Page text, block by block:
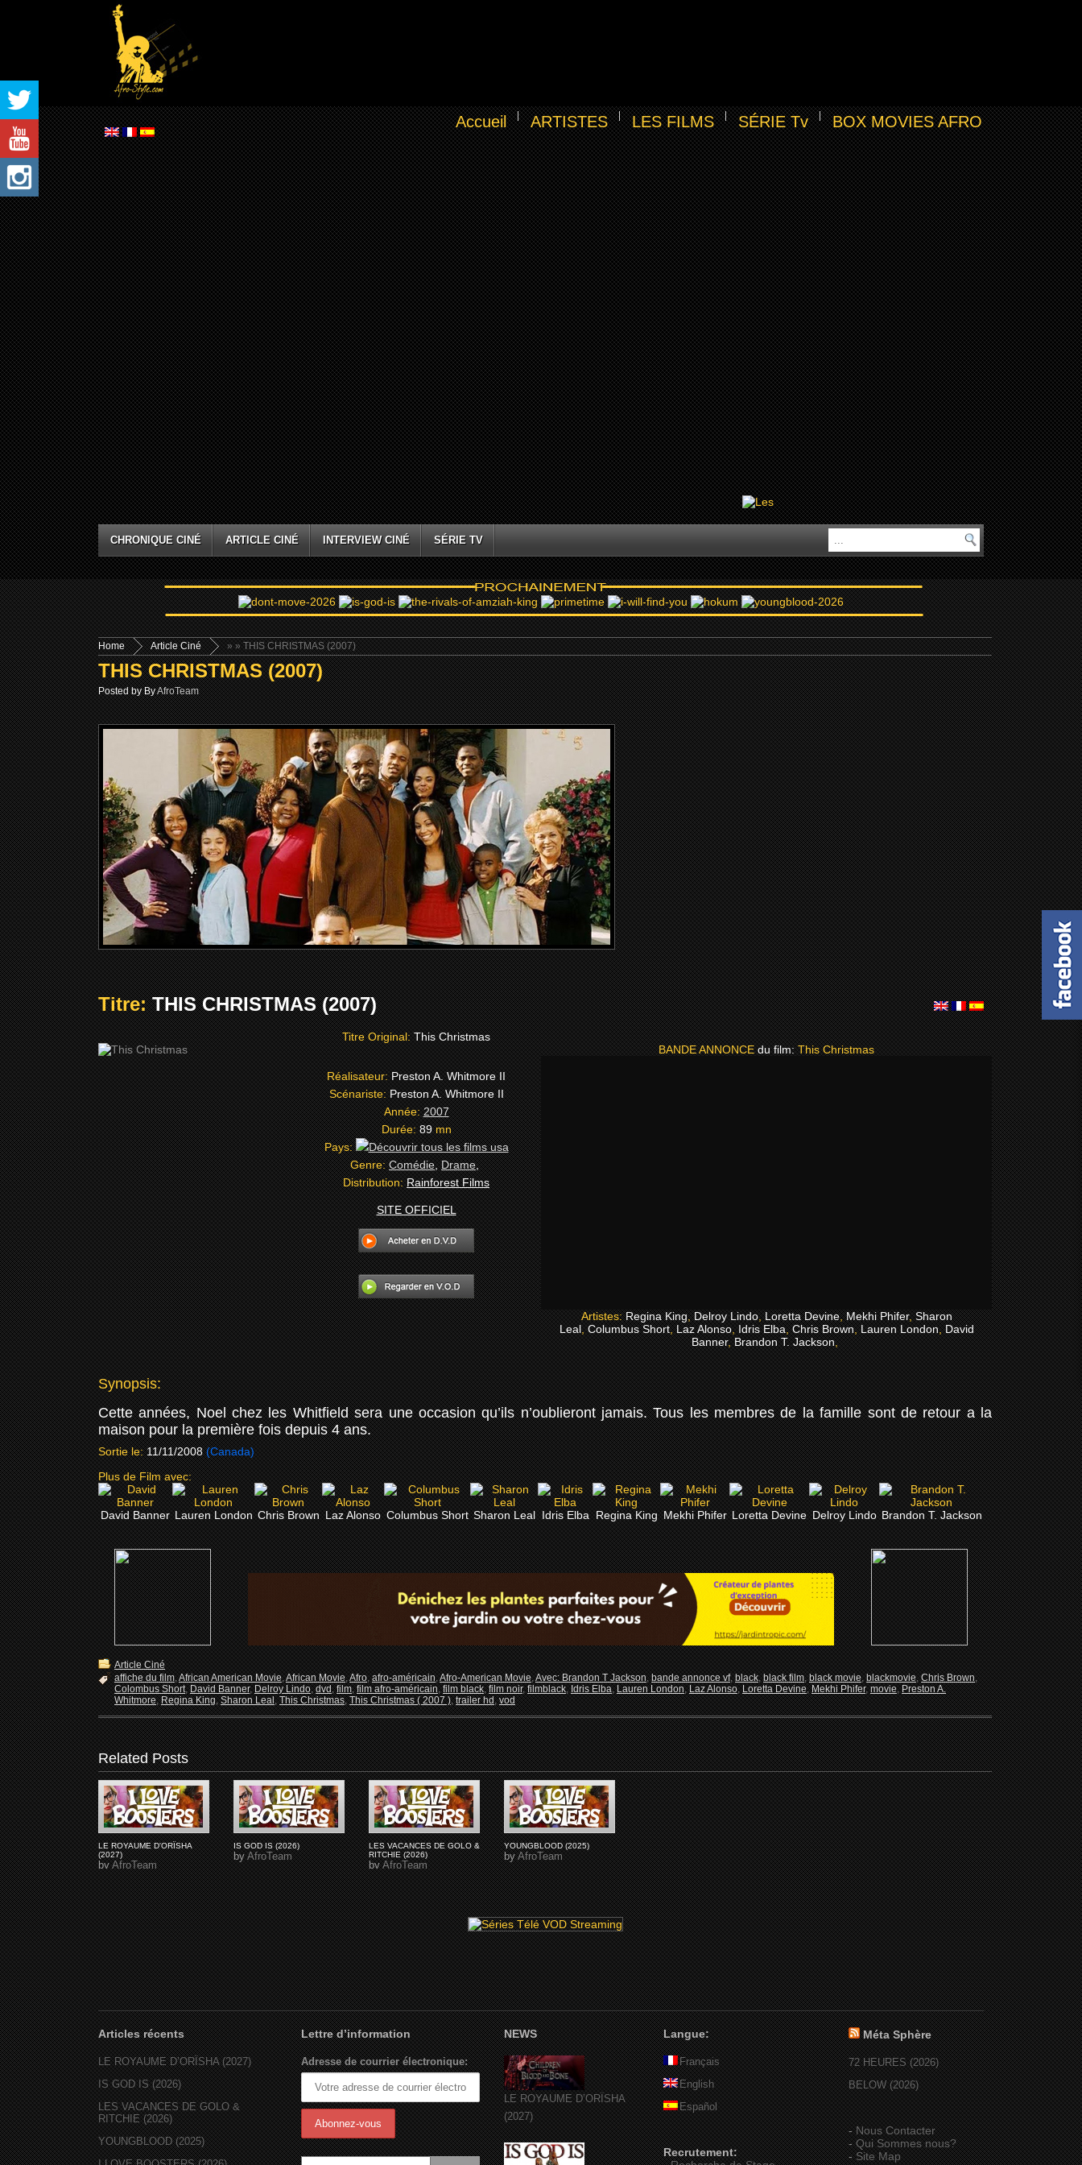
Accueil ARTISTES LES FILMS SÉRIE Tv BOX MOVIES AFRO
CHRONIQUE CINÉ ARTICLE CINÉ INTERVIEW CINÉ SÉRIE TV
Home »
Article Ciné » THIS CHRISTMAS (2007)
THIS CHRISTMAS (2007)
Posted by ByAfroTeam
Titre:THIS CHRISTMAS (2007)
Titre Original:This Christmas
Réalisateur:Preston A. Whitmore II
Scénariste:Preston A. Whitmore II
Année:2007
Durée:89mn
Pays:
Genre:Comédie,Drame,
Distribution:Rainforest Films
SITE OFFICIEL
BANDE ANNONCE du film: This Christmas
Artistes:Regina King,Delroy Lindo,Loretta Devine,Mekhi Phifer,Sharon
Leal,Columbus Short,Laz Alonso,Idris Elba,Chris Brown,Lauren London,David
Banner,Brandon T. Jackson,
Synopsis:
Cette années, Noel chez les Whitfield sera une occasion qu’ils n’oublieront jamais. Tous les membres de la famille sont de retour a la
maison pour la première fois depuis 4 ans.
Sortie le: 11/11/2008 (Canada)
Plus de Film avec:
David Banner Lauren London Chris Brown Laz Alonso Columbus Short Sharon Leal Idris Elba Regina King Mekhi Phifer Loretta Devine Delroy Lindo Brandon T. Jackson
Article Ciné
affiche du film,African American Movie,African Movie,Afro,afro-américain,Afro-American Movie,Avec: Brandon T Jackson,bande annonce vf,black,black film,black movie,blackmovie,Chris Brown,
Colombus Short,David Banner,Delroy Lindo,dvd,film,film afro-américain,film black,film noir,filmblack,Idris Elba,Lauren London,Laz Alonso,Loretta Devine,Mekhi Phifer,movie,Preston A.
Whitmore,Regina King,Sharon Leal,This Christmas,This Christmas ( 2007 ),trailer hd,vod
Related Posts
LE ROYAUME D'ORÏSHA
(2027)
byAfroTeam
IS GOD IS (2026)
byAfroTeam
LES VACANCES DE GOLO &
RITCHIE (2026)
byAfroTeam
YOUNGBLOOD (2025)
byAfroTeam
Articles récents
LE ROYAUME D’ORÏSHA (2027)
IS GOD IS (2026)
LES VACANCES DE GOLO &
RITCHIE (2026)
YOUNGBLOOD (2025)
Lettre d’information
Adresse de courrier électronique:
NEWS
LE ROYAUME D’ORÏSHA
(2027)
Langue:
Français
English
Español
Recrutement:
Méta Sphère
72 HEURES (2026)
BELOW (2026)
-Nous Contacter
-Qui Sommes nous?
-Site Map